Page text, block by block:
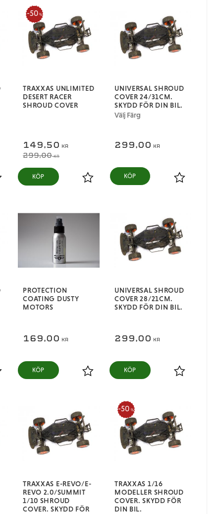
till i favoriter
TRAXXAS UNLIMITED
DESERT RACER
SHROUD COVER
149,50 KR
299,00KR
50 %
Lägg till i favoriter
KÖP
UNIVERSAL SHROUD
COVER 24/31CM.
SKYDD FÖR DIN BIL.
Välj Färg
299,00 KR
Lägg till i
till i favoriter
PROTECTION
COATING DUSTY
MOTORS
169,00 KR
Lägg till i favoriter
KÖP
UNIVERSAL SHROUD
COVER 28/21CM.
SKYDD FÖR DIN BIL.
299,00 KR
Lägg till i
KÖP
TRAXXAS E-REVO/E-
REVO 2.0/SUMMIT
1/10 SHROUD
COVER. SKYDD FÖR
TRAXXAS 1/16
MODELLER SHROUD
COVER. SKYDD FÖR
DIN BIL.
50 %